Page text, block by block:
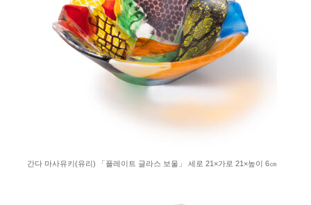
간다 마사유키(유리) 「플레이트 글라스 보울」 세로 21×가로 21×높이 6㎝